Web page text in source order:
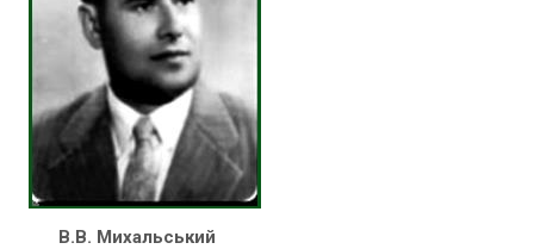
В.В. Михальський